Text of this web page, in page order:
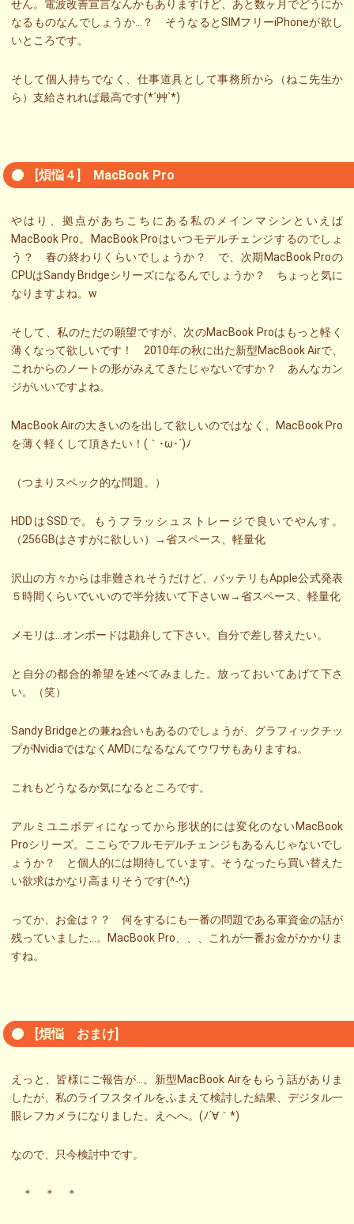
せん。電波改善宣言なんかもありますけど、あと数ヶ月でどうにか
なるものなんでしょうか…？ そうなるとSIMフリーiPhoneが欲し
いところです。
そして個人持ちでなく、仕事道具として事務所から（ねこ先生か
ら）支給されれば最高です(*´艸`*)
[煩悩４] MacBook Pro
やはり、拠点があちこちにある私のメインマシンといえば
MacBook Pro。MacBook Proはいつモデルチェンジするのでしょ
う？ 春の終わりくらいでしょうか？ で、次期MacBook Proの
CPUはSandy Bridgeシリーズになるんでしょうか？ ちょっと気に
なりますよね。w
そして、私のただの願望ですが、次のMacBook Proはもっと軽く
薄くなって欲しいです！ 2010年の秋に出た新型MacBook Airで、
これからのノートの形がみえてきたじゃないですか？ あんなカン
ジがいいですよね。
MacBook Airの大きいのを出して欲しいのではなく、MacBook Pro
を薄く軽くして頂きたい！(｀･ω･´)ﾉ
（つまりスペック的な問題。）
HDDはSSDで。もうフラッシュストレージで良いでやんす。
（256GBはさすがに欲しい）→省スペース、軽量化
沢山の方々からは非難されそうだけど、バッテリもApple公式発表
５時間くらいでいいので半分抜いて下さいw→省スペース、軽量化
メモリは…オンボードは勘弁して下さい。自分で差し替えたい。
と自分の都合的希望を述べてみました。放っておいてあげて下さ
い。（笑）
Sandy Bridgeとの兼ね合いもあるのでしょうが、グラフィックチッ
プがNvidiaではなくAMDになるなんてウワサもありますね。
これもどうなるか気になるところです。
アルミユニボディになってから形状的には変化のないMacBook
Proシリーズ。ここらでフルモデルチェンジもあるんじゃないでし
ょうか？ と個人的には期待しています。そうなったら買い替えた
い欲求はかなり高まりそうです(^-^;)
ってか、お金は？？ 何をするにも一番の問題である軍資金の話が
残っていました…。MacBook Pro、、、これが一番お金がかかりま
すね。
[煩悩 おまけ]
えっと、皆様にご報告が…。新型MacBook Airをもらう話がありま
したが、私のライフスタイルをふまえて検討した結果、デジタル一
眼レフカメラになりました。えへへ。(ﾉ´∀｀*)
なので、只今検討中です。
＊ ＊ ＊